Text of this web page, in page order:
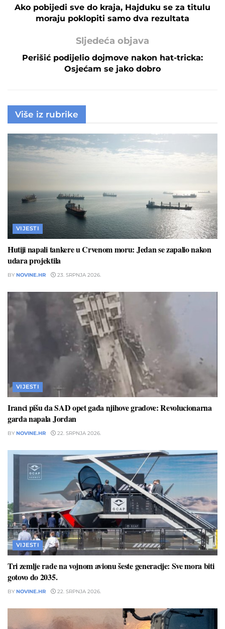
Ako pobijedi sve do kraja, Hajduku se za titulu
moraju poklopiti samo dva rezultata
Sljedeća objava
Perišić podijelio dojmove nakon hat-tricka:
Osjećam se jako dobro
Više iz rubrike
VIJESTI
Hutiji napali tankere u Crvenom moru: Jedan se zapalio nakon
udara projektila
BY NOVINE.HR 23. SRPNJA 2026.
VIJESTI
Iranci pišu da SAD opet gađa njihove gradove: Revolucionarna
garda napala Jordan
BY NOVINE.HR 22. SRPNJA 2026.
VIJESTI
Tri zemlje rade na vojnom avionu šeste generacije: Sve mora biti
gotovo do 2035.
BY NOVINE.HR 22. SRPNJA 2026.